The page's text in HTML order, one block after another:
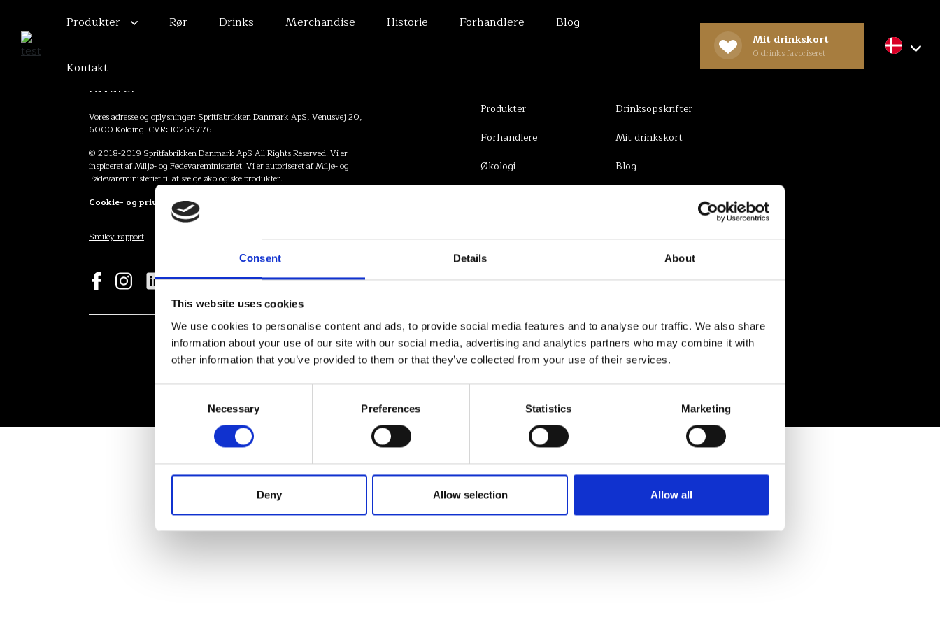
Consent Details About
This website uses cookies
We use cookies to personalise content and ads, to provide social media features and to analyse our traffic. We also share
information about your use of our site with our social media, advertising and analytics partners who may combine it with
other information that you’ve provided to them or that they’ve collected from your use of their services.
Necessary Preferences Statistics Marketing
Deny Allow selection Allow all
Produkter Rør Drinks Merchandise Historie Forhandlere Blog
Kontakt
Mit drinkskort
0 drinks favoriseret
Produkter
Forhandlere
Økologi
INSPIRATION
Drinksopskrifter
Mit drinkskort
Blog
RÅSTOFF - Raffineret og lavet på de bedste
råvarer
Vores adresse og oplysninger: Spritfabrikken Danmark ApS, Venusvej 20,
6000 Kolding. CVR: 10269776
© 2018-2019 Spritfabrikken Danmark ApS All Rights Reserved. Vi er
inspiceret af Miljø- og Fødevareministeriet. Vi er autoriseret af Miljø- og
Fødevareministeriet til at sælge økologiske produkter.
Cookie- og privatlivspolitik
Smiley-rapport